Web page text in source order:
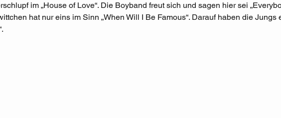
im „House of Love“. Die Boyband freut sich und sagen hier sei
hat nur eins im Sinn „When Will I Be Famous“. Darauf haben die Jungs